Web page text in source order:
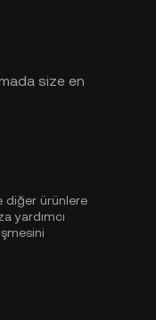
size en
diğer ürünlere
yardımcı